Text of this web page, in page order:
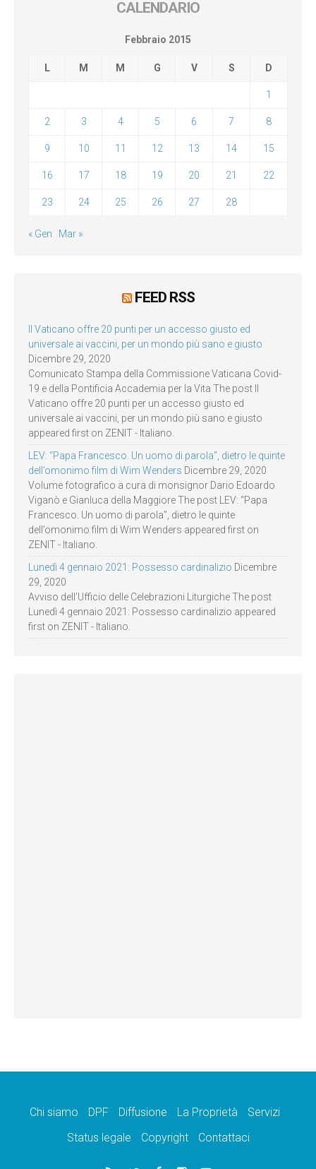
CALENDARIO
Febbraio 2015
L M M G V S D
1
2 3 4 5 6 7 8
9 10 11 12 13 14 15
16 17 18 19 20 21 22
23 24 25 26 27 28
« Gen Mar »
FEED RSS
Il Vaticano offre 20 punti per un accesso giusto ed
universale ai vaccini, per un mondo più sano e giusto
Dicembre 29, 2020
Comunicato Stampa della Commissione Vaticana Covid-
19 e della Pontificia Accademia per la Vita The post Il
Vaticano offre 20 punti per un accesso giusto ed
universale ai vaccini, per un mondo più sano e giusto
appeared first on ZENIT - Italiano.
LEV: “Papa Francesco. Un uomo di parola”, dietro le quinte
dell’omonimo film di Wim Wenders Dicembre 29, 2020
Volume fotografico a cura di monsignor Dario Edoardo
Viganò e Gianluca della Maggiore The post LEV: “Papa
Francesco. Un uomo di parola”, dietro le quinte
dell’omonimo film di Wim Wenders appeared first on
ZENIT - Italiano.
Lunedì 4 gennaio 2021: Possesso cardinalizio Dicembre
29, 2020
Avviso dell’Ufficio delle Celebrazioni Liturgiche The post
Lunedì 4 gennaio 2021: Possesso cardinalizio appeared
first on ZENIT - Italiano.
Chi siamo DPF Diffusione La Proprietà
Servizi
Status legale
Copyright Contattaci